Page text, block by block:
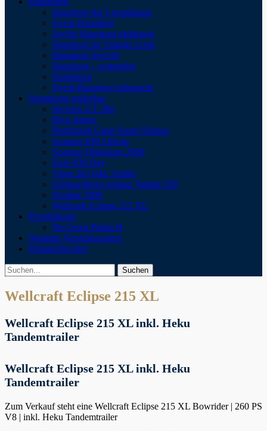
Hausboot der Luxusklasse
Event-Hausboot
Joylife Hausboot elektrisch
Hausboot im Vintage Look
Hausboot JoyLife
Hausboot – winterfest
Wohnboot
Event-Hausboot gebraucht
Sportboote trailerbar
Invictus GT 280
Riva Junior
Pedrazzini Capri Super Deluxe
Scanner 650 Liberta
Scanner Dillenium 2999
Eolo 830 Day
Viper 263 inkl. Trailer
Schlauchboot Arimar Vailant 550
Nordan 7800
Wellcraft Eclipse 215 XL
Projektboote
De Groot Palma B
Nautima Versicherungen
Demnächst hier
Suchen
Suchen
nach:
Wellcraft Eclipse 215 XL
Wellcraft Eclipse 215 XL inkl. Heku
Tandemtrailer
Wellcraft Eclipse 215 XL inkl. Heku
Tandemtrailer
Zum Verkauf steht eine Wellcraft Eclipse 215 XL Bowrider | 260 PS
V8 | inkl. Heku Tandemtrailer